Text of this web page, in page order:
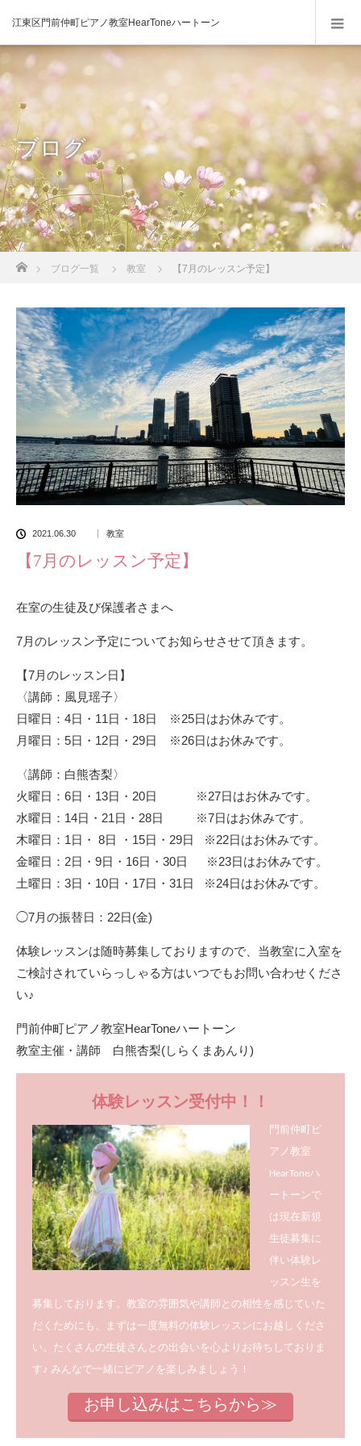
江東区門前仲町ピアノ教室HearToneハートーン
ブログ
ブログ一覧 教室 【7月のレッスン予定】
2021.06.30 教室
【7月のレッスン予定】
在室の生徒及び保護者さまへ
7月のレッスン予定についてお知らせさせて頂きます。
【7月のレッスン日】
〈講師：風見瑶子〉
日曜日：4日・11日・18日 ※25日はお休みです。
月曜日：5日・12日・29日 ※26日はお休みです。
〈講師：白熊杏梨〉
火曜日：6日・13日・20日 ※27日はお休みです。
水曜日：14日・21日・28日 ※7日はお休みです。
木曜日：1日・ 8日 ・15日・29日 ※22日はお休みです。
金曜日：2日・9日・16日・30日 ※23日はお休みです。
土曜日：3日・10日・17日・31日 ※24日はお休みです。
◯7月の振替日：22日(金)
体験レッスンは随時募集しておりますので、当教室に入室を
ご検討されていらっしゃる方はいつでもお問い合わせくださ
い♪
門前仲町ピアノ教室HearToneハートーン
教室主催・講師 白熊杏梨(しらくまあんり)
体験レッスン受付中！！
門前仲町ピ
アノ教室
HearToneハ
ートーンで
は現在新規
生徒募集に
伴い体験レ
ッスン生を
募集しております。教室の雰囲気や講師との相性を感じていた
だくためにも、まずは一度無料の体験レッスンにお越しくださ
い。たくさんの生徒さんとの出会いを心よりお待ちしておりま
す♪ みんなで一緒にピアノを楽しみましょう！
お申し込みはこちらから≫